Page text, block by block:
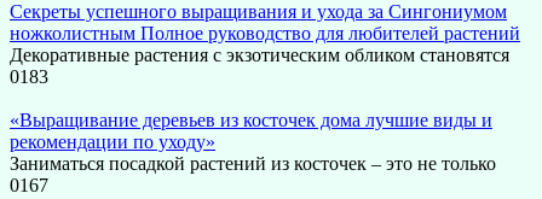
Секреты успешного выращивания и ухода за Сингониумом
ножколистным Полное руководство для любителей растений
Декоративные растения с экзотическим обликом становятся
0183
«Выращивание деревьев из косточек дома лучшие виды и
рекомендации по уходу»
Заниматься посадкой растений из косточек – это не только
0167